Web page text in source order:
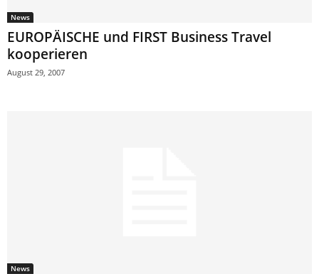
News
EUROPÄISCHE und FIRST Business Travel
kooperieren
August 29, 2007
News